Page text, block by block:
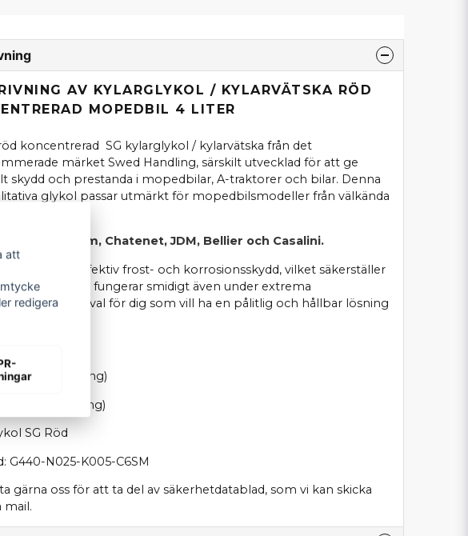
AV KYLARGLYKOL / KYLARVÄTSKA RÖD
MOPEDBIL 4 LITER
koncentrerad SG kylarglykol / kylarvätska från det
märket Swed Handling, särskilt utvecklad för att ge
skydd och prestanda i mopedbilar, A-traktorer och bilar. Denna
glykol passar utmärkt för mopedbilsmodeller från välkända
Microcar, Aixam, Chatenet, JDM, Bellier och Casalini.
erbjuder effektiv frost- och korrosionsskydd, vilket säkerställer
kylsystem fungerar smidigt även under extrema
Perfekt val för dig som vill ha en pålitlig och hållbar lösning
(50%-ig lösning)
(33%-ig lösning)
SG Röd
G440-N025-K005-C6SM
gärna oss för att ta del av säkerhetdatablad, som vi kan skicka
mail.
att
redigera